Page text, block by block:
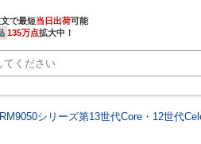
で最短当日出荷
135万点拡大中！
シリーズ第13世代Core・12世代